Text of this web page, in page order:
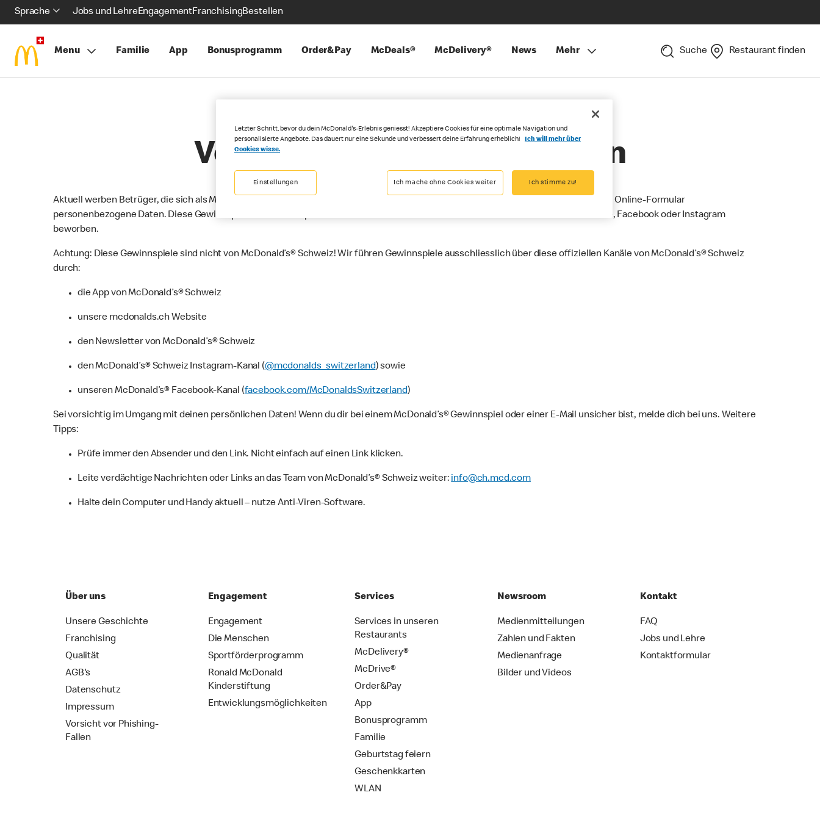
Sprache Jobs und LehreEngagementFranchisingBestellen
Menu Familie App Bonusprogramm Order&Pay McDeals® McDelivery® News Mehr Suche Restaurant finden
Vorsicht vor Phishing-Fallen
Aktuell werben Betrüger, die sich als McDonald’s® Schweiz ausgeben, mit Gewinnspielen oder Gewinnpaketen und erfragen über ein Online-Formular
personenbezogene Daten. Diese Gewinnspiele und Gewinnpakete werden u. a. über Webseiten oder soziale Netzwerke wie YouTube, Facebook oder Instagram
beworben.
Achtung: Diese Gewinnspiele sind nicht von McDonald’s® Schweiz! Wir führen Gewinnspiele ausschliesslich über diese offiziellen Kanäle von McDonald’s® Schweiz
durch:
die App von McDonald’s® Schweiz
unsere mcdonalds.ch Website
den Newsletter von McDonald’s® Schweiz
den McDonald’s® Schweiz Instagram-Kanal (@mcdonalds_switzerland) sowie
unseren McDonald’s® Facebook-Kanal (facebook.com/McDonaldsSwitzerland)
Sei vorsichtig im Umgang mit deinen persönlichen Daten! Wenn du dir bei einem McDonald’s® Gewinnspiel oder einer E-Mail unsicher bist, melde dich bei uns. Weitere
Tipps:
Prüfe immer den Absender und den Link. Nicht einfach auf einen Link klicken.
Leite verdächtige Nachrichten oder Links an das Team von McDonald’s® Schweiz weiter: info@ch.mcd.com
Halte dein Computer und Handy aktuell – nutze Anti-Viren-Software.
Über uns
Unsere Geschichte
Franchising
Qualität
AGB's
Datenschutz
Impressum
Vorsicht vor Phishing-
Fallen
Engagement
Engagement
Die Menschen
Sportförderprogramm
Ronald McDonald
Kinderstiftung
Entwicklungsmöglichkeiten
Services
Services in unseren
Restaurants
McDelivery®
McDrive®
Order&Pay
App
Bonusprogramm
Familie
Geburtstag feiern
Geschenkkarten
WLAN
Newsroom
Medienmitteilungen
Zahlen und Fakten
Medienanfrage
Bilder und Videos
Kontakt
FAQ
Jobs und Lehre
Kontaktformular
Letzter Schritt, bevor du dein McDonald's-Erlebnis geniesst! Akzeptiere Cookies für eine optimale Navigation und
personalisierte Angebote. Das dauert nur eine Sekunde und verbessert deine Erfahrung erheblich!
Ich will mehr über
Cookies wisse.
Einstellungen Ich mache ohne Cookies weiter Ich stimme zu!